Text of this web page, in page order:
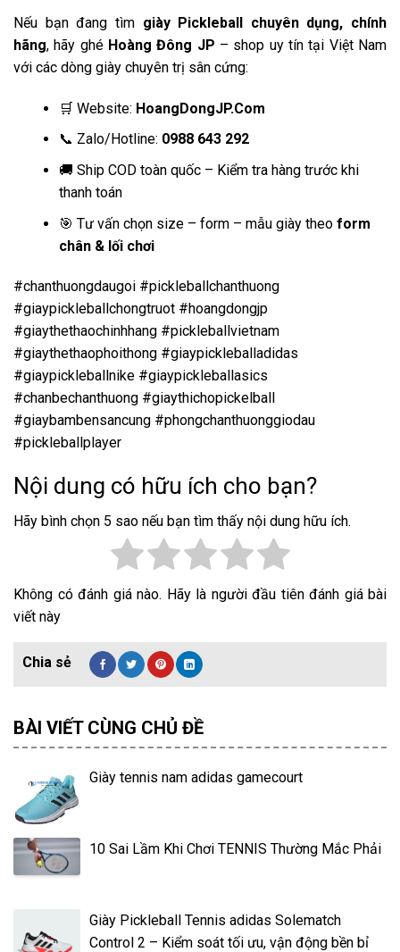
Nếu bạn đang tìm giày Pickleball chuyên dụng, chính
hãng, hãy ghé Hoàng Đông JP – shop uy tín tại Việt Nam
với các dòng giày chuyên trị sân cứng:
🛒 Website: HoangDongJP.Com
📞 Zalo/Hotline: 0988 643 292
🚚 Ship COD toàn quốc – Kiểm tra hàng trước khi
thanh toán
🎯 Tư vấn chọn size – form – mẫu giày theo form
chân & lối chơi
#chanthuongdaugoi #pickleballchanthuong
#giaypickleballchongtruot #hoangdongjp
#giaythethaochinhhang #pickleballvietnam
#giaythethaophoithong #giaypickleballadidas
#giaypickleballnike #giaypickleballasics
#chanbechanthuong #giaythichopickelball
#giaybambensancung #phongchanthuonggiodau
#pickleballplayer
Nội dung có hữu ích cho bạn?
Hãy bình chọn 5 sao nếu bạn tìm thấy nội dung hữu ích.
Không có đánh giá nào. Hãy là người đầu tiên đánh giá bài
viết này
BÀI VIẾT CÙNG CHỦ ĐỀ
Giày tennis nam adidas gamecourt
10 Sai Lầm Khi Chơi TENNIS Thường Mắc Phải
Giày Pickleball Tennis adidas Solematch
Control 2 – Kiểm soát tối ưu, vận động bền bỉ